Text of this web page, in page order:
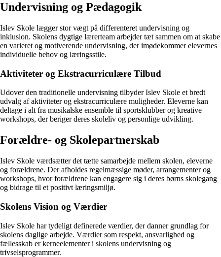
Undervisning og Pædagogik
Islev Skole lægger stor vægt på differenteret undervisning og
inklusion. Skolens dygtige lærerteam arbejder tæt sammen om at skabe
en varieret og motiverende undervisning, der imødekommer elevernes
individuelle behov og læringsstile.
Aktiviteter og Ekstracurriculære Tilbud
Udover den traditionelle undervisning tilbyder Islev Skole et bredt
udvalg af aktiviteter og ekstracurriculære muligheder. Eleverne kan
deltage i alt fra musikalske ensemble til sportsklubber og kreative
workshops, der beriger deres skoleliv og personlige udvikling.
Forældre- og Skolepartnerskab
Islev Skole værdsætter det tætte samarbejde mellem skolen, eleverne
og forældrene. Der afholdes regelmæssige møder, arrangementer og
workshops, hvor forældrene kan engagere sig i deres børns skolegang
og bidrage til et positivt læringsmiljø.
Skolens Vision og Værdier
Islev Skole har tydeligt definerede værdier, der danner grundlag for
skolens daglige arbejde. Værdier som respekt, ansvarlighed og
fællesskab er kerneelementer i skolens undervisning og
trivselsprogrammer.